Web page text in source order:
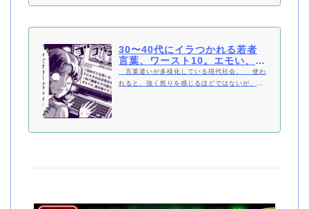
30〜40代にイラつかれる若者
言葉、ワースト10。エモい、タ
ピる… | bizSPA!フレッシュ
言葉遣いが多様化している現代社会。 使わ
れると、強く怒りを感じるほどではないが、な